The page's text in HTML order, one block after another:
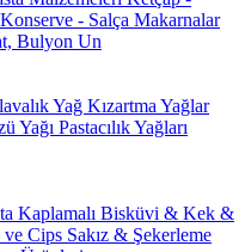
Konserve - Salça Makarnalar
Bulyon Un
Yağ Kızartma Yağlar
Yağı Pastacılık Yağları
Kaplamalı Bisküvi & Kek &
Cips Sakız & Şekerleme